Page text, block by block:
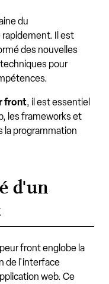
du
Il est
des nouvelles
pour
front, il est essentiel
les frameworks et
la programmation
d'un
front englobe la
de l'interface
web. Ce